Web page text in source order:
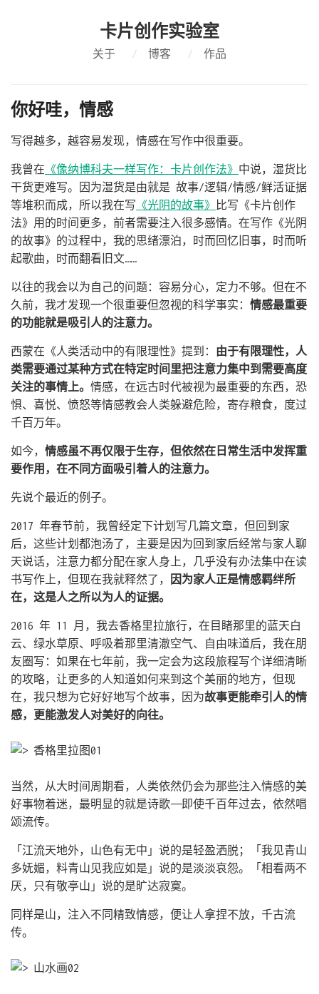
卡片创作实验室
关于 / 博客 / 作品
你好哇，情感
写得越多，越容易发现，情感在写作中很重要。
我曾在 《像纳博科夫一样写作：卡片创作法》 中说，湿货比
干货更难写。因为湿货是由就是 故事/逻辑/情感/鲜活证据
等堆积而成，所以我在写 《光阴的故事》
比写《卡片创作
法》用的时间更多，前者需要注入很多感情。在写作《光阴
的故事》的过程中，我的思绪漂泊，时而回忆旧事，时而听
起歌曲，时而翻看旧文……
以往的我会以为自己的问题：容易分心，定力不够。但在不
久前，我才发现一个很重要但忽视的科学事实： 情感最重要
的功能就是吸引人的注意力。
西蒙在《人类活动中的有限理性》提到： 由于有限理性，人
类需要通过某种方式在特定时间里把注意力集中到需要高度
关注的事情上。 情感，在远古时代被视为最重要的东西，恐
惧、喜悦、愤怒等情感教会人类躲避危险，寄存粮食，度过
千百万年。
如今， 情感虽不再仅限于生存，但依然在日常生活中发挥重
要作用，在不同方面吸引着人的注意力。
先说个最近的例子。
2017 年春节前，我曾经定下计划写几篇文章，但回到家
后，这些计划都泡汤了，主要是因为回到家后经常与家人聊
天说话，注意力都分配在家人身上，几乎没有办法集中在读
书写作上，但现在我就释然了，
因为家人正是情感羁绊所
在，这是人之所以为人的证据。
2016 年 11 月，我去香格里拉旅行，在目睹那里的蓝天白
云、绿水草原、呼吸着那里清澈空气、自由味道后，我在朋
友圈写：如果在七年前，我一定会为这段旅程写个详细清晰
的攻略，让更多的人知道如何来到这个美丽的地方，但现
在，我只想为它好好地写个故事，因为故事更能牵引人的情
感，更能激发人对美好的向往。
当然，从大时间周期看，人类依然仍会为那些注入情感的美
好事物着迷，最明显的就是诗歌——即使千百年过去，依然唱
颂流传。
「江流天地外，山色有无中」说的是轻盈洒脱；「我见青山
多妩媚，料青山见我应如是」说的是淡淡哀怨。「相看两不
厌，只有敬亭山」说的是旷达寂寞。
同样是山，注入不同精致情感，便让人拿捏不放，千古流
传。